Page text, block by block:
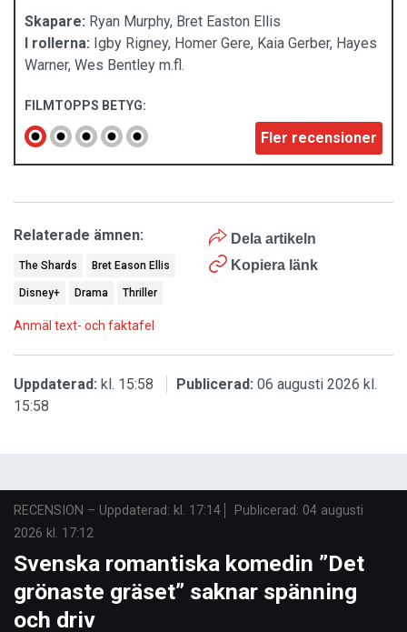
Skapare: Ryan Murphy, Bret Easton Ellis
I rollerna: Igby Rigney, Homer Gere, Kaia Gerber, Hayes
Warner, Wes Bentley m.fl.
FILMTOPPS BETYG:
Fler recensioner
Dela artikeln
Kopiera länk
Relaterade ämnen:
The Shards Bret Eason Ellis
Disney+ Drama Thriller
Anmäl text- och faktafel
Uppdaterad: kl. 15:58 Publicerad: 06 augusti 2026 kl.
15:58
RECENSION – Uppdaterad: kl. 17:14 Publicerad: 04 augusti
2026 kl. 17:12
Svenska romantiska komedin ”Det
grönaste gräset” saknar spänning
och driv